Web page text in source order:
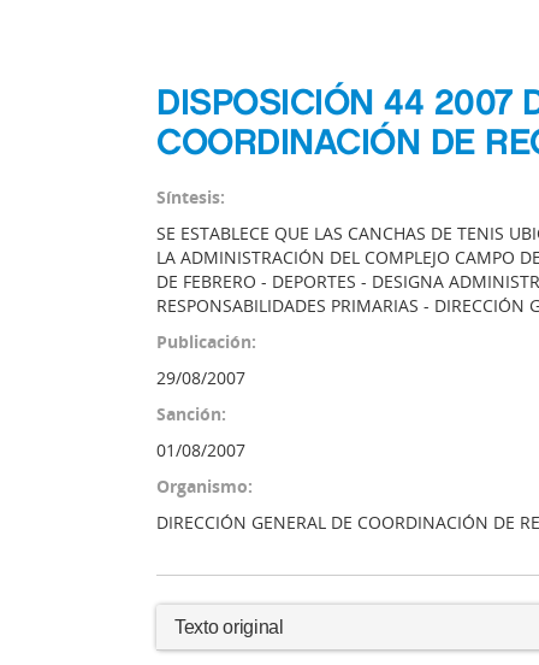
DISPOSICIÓN 44 2007
COORDINACIÓN DE
Síntesis:
SE ESTABLECE QUE LAS CANCHAS DE TENIS
LA ADMINISTRACIÓN DEL COMPLEJO CAMPO
DE FEBRERO - DEPORTES - DESIGNA
RESPONSABILIDADES PRIMARIAS - DIRECCIÓN
Publicación:
29/08/2007
Sanción:
01/08/2007
Organismo:
DIRECCIÓN GENERAL DE COORDINACIÓN DE
Texto original